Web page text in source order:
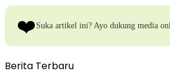
❤️ Suka artikel ini? Ayo dukung media
Berita Terbaru